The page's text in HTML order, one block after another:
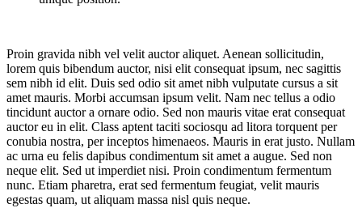
Proin gravida nibh vel velit auctor aliquet. Aenean sollicitudin,
lorem quis bibendum auctor, nisi elit consequat ipsum, nec sagittis
sem nibh id elit. Duis sed odio sit amet nibh vulputate cursus a sit
amet mauris. Morbi accumsan ipsum velit. Nam nec tellus a odio
tincidunt auctor a ornare odio. Sed non mauris vitae erat consequat
auctor eu in elit. Class aptent taciti sociosqu ad litora torquent per
conubia nostra, per inceptos himenaeos. Mauris in erat justo. Nullam
ac urna eu felis dapibus condimentum sit amet a augue. Sed non
neque elit. Sed ut imperdiet nisi. Proin condimentum fermentum
nunc. Etiam pharetra, erat sed fermentum feugiat, velit mauris
egestas quam, ut aliquam massa nisl quis neque.